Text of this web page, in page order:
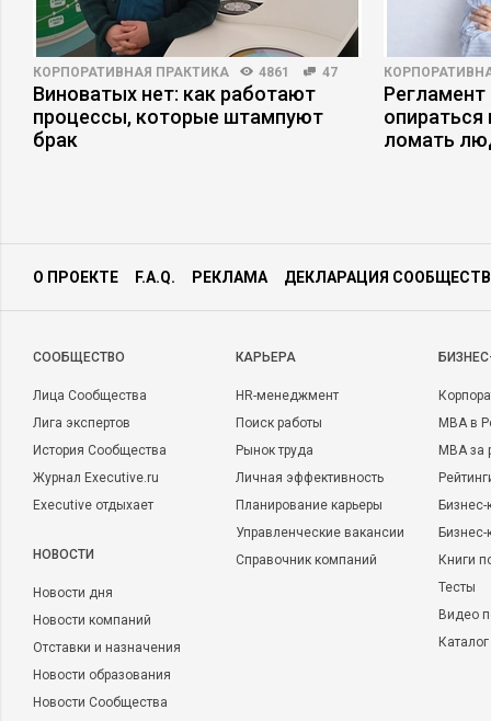
организации придется приостановить работу
завод, который стал неэффективным. Менее очевидным, но
последствием может быть то, что лучшие специалисты по
уйдут. Они решат, что с них хватит. Строить организацию,
проблемы, сложно, но преимущества налицо, и поэтому
КОРПОРАТИВНАЯ ПРАКТИКА 4861 47
Виноватых нет: как работают
процессы, которые штампуют
брак
Регламент
опираться
ломать
О ПРОЕКТЕ F.A.Q. РЕКЛАМА ДЕКЛАРАЦИЯ
CООБЩЕСТВО
Лица Сообщества
Лига экспертов
История Сообщества
Журнал Executive.ru
Executive отдыхает
НОВОСТИ
Новости дня
Новости компаний
Отставки и назначения
Новости образования
Новости Сообщества
КАРЬЕРА
HR-менеджмент
Поиск работы
Рынок труда
Личная эффективность
Планирование карьеры
Управленческие вакансии
Справочник компаний
MBA в
MBA
Бизнес-
Книги
Тесты
Видео